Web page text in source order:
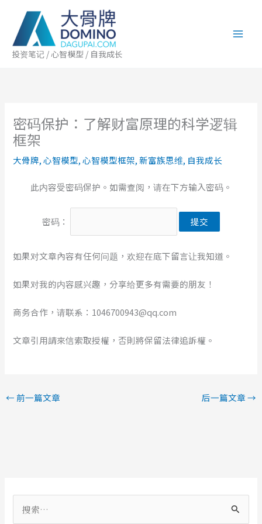
投资笔记 / 心智模型 / 自我成长
密码保护：了解财富原理的科学逻辑
框架
大骨牌,心智模型,心智模型框架,新富族思维, 自我成长
此内容受密码保护。如需查阅，请在下方输入密码。
密码：
如果对文章內容有任何问题，欢迎在底下留言让我知道。
如果对我的内容感兴趣，分享给更多有需要的朋友！
商务合作，请联系：1046700943@qq.com
文章引用請來信索取授權，否則將保留法律追訴權。
← 前一篇文章 后一篇文章→